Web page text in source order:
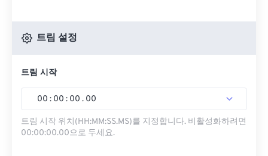
트림 설정
트림 시작
00 : 00 : 00 . 00
트림 시작 위치(HH:MM:SS.MS)를 지정합니다. 비활성화하려면
00:00:00.00으로 두세요.